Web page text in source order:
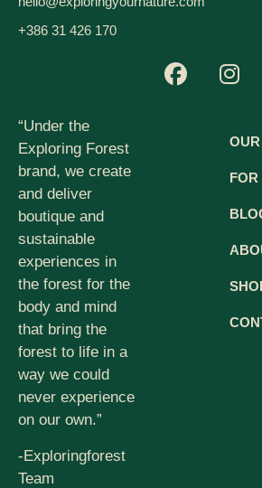
+386 31 426 170
“Under the
Exploring Forest
brand, we create
and deliver
boutique and
sustainable
experiences in
the forest for the
body and mind
that bring the
forest to life in a
way we could
never experience
on our own.”
-Exploringforest
Team
FOR